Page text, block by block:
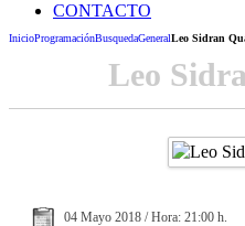
CONTACTO
InicioProgramaciónBusquedaGeneralLeo Sidran
Leo
04 Mayo 2018 / Hora: 21:00 h.